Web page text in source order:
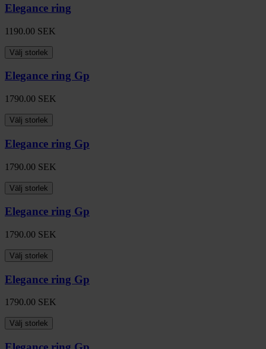
Elegance ring
1190.00 SEK
Välj storlek
Elegance ring Gp
1790.00 SEK
Välj storlek
Elegance ring Gp
1790.00 SEK
Välj storlek
Elegance ring Gp
1790.00 SEK
Välj storlek
Elegance ring Gp
1790.00 SEK
Välj storlek